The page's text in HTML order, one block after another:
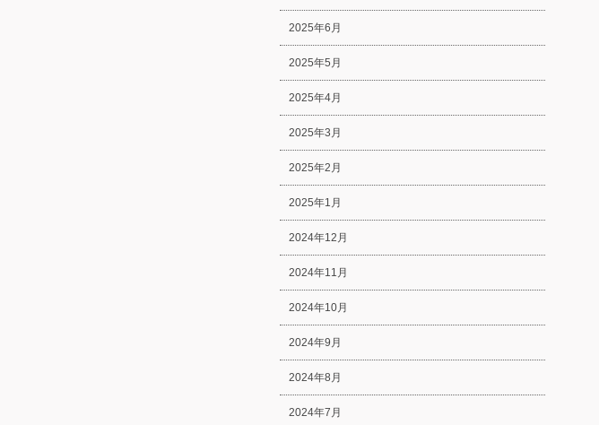
2025年6月
2025年5月
2025年4月
2025年3月
2025年2月
2025年1月
2024年12月
2024年11月
2024年10月
2024年9月
2024年8月
2024年7月